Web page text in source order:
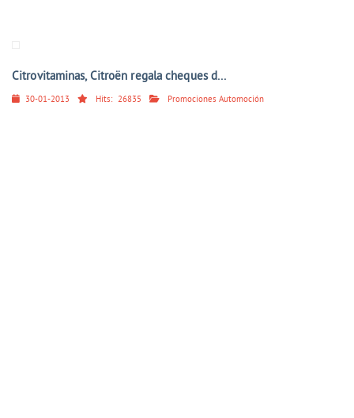
Citrovitaminas, Citroën regala cheques d...
30-01-2013 Hits: 26835 Promociones Automoción